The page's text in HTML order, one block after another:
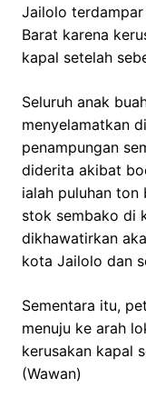
Jailolo terdampar
Barat karena
kapal setelah
Seluruh anak
menyelamatkan
penampungan
diderita akibat
ialah puluhan ton
stok sembako di
dikhawatirkan
kota Jailolo dan
Sementara itu,
menuju ke arah
kerusakan kapal
(Wawan)